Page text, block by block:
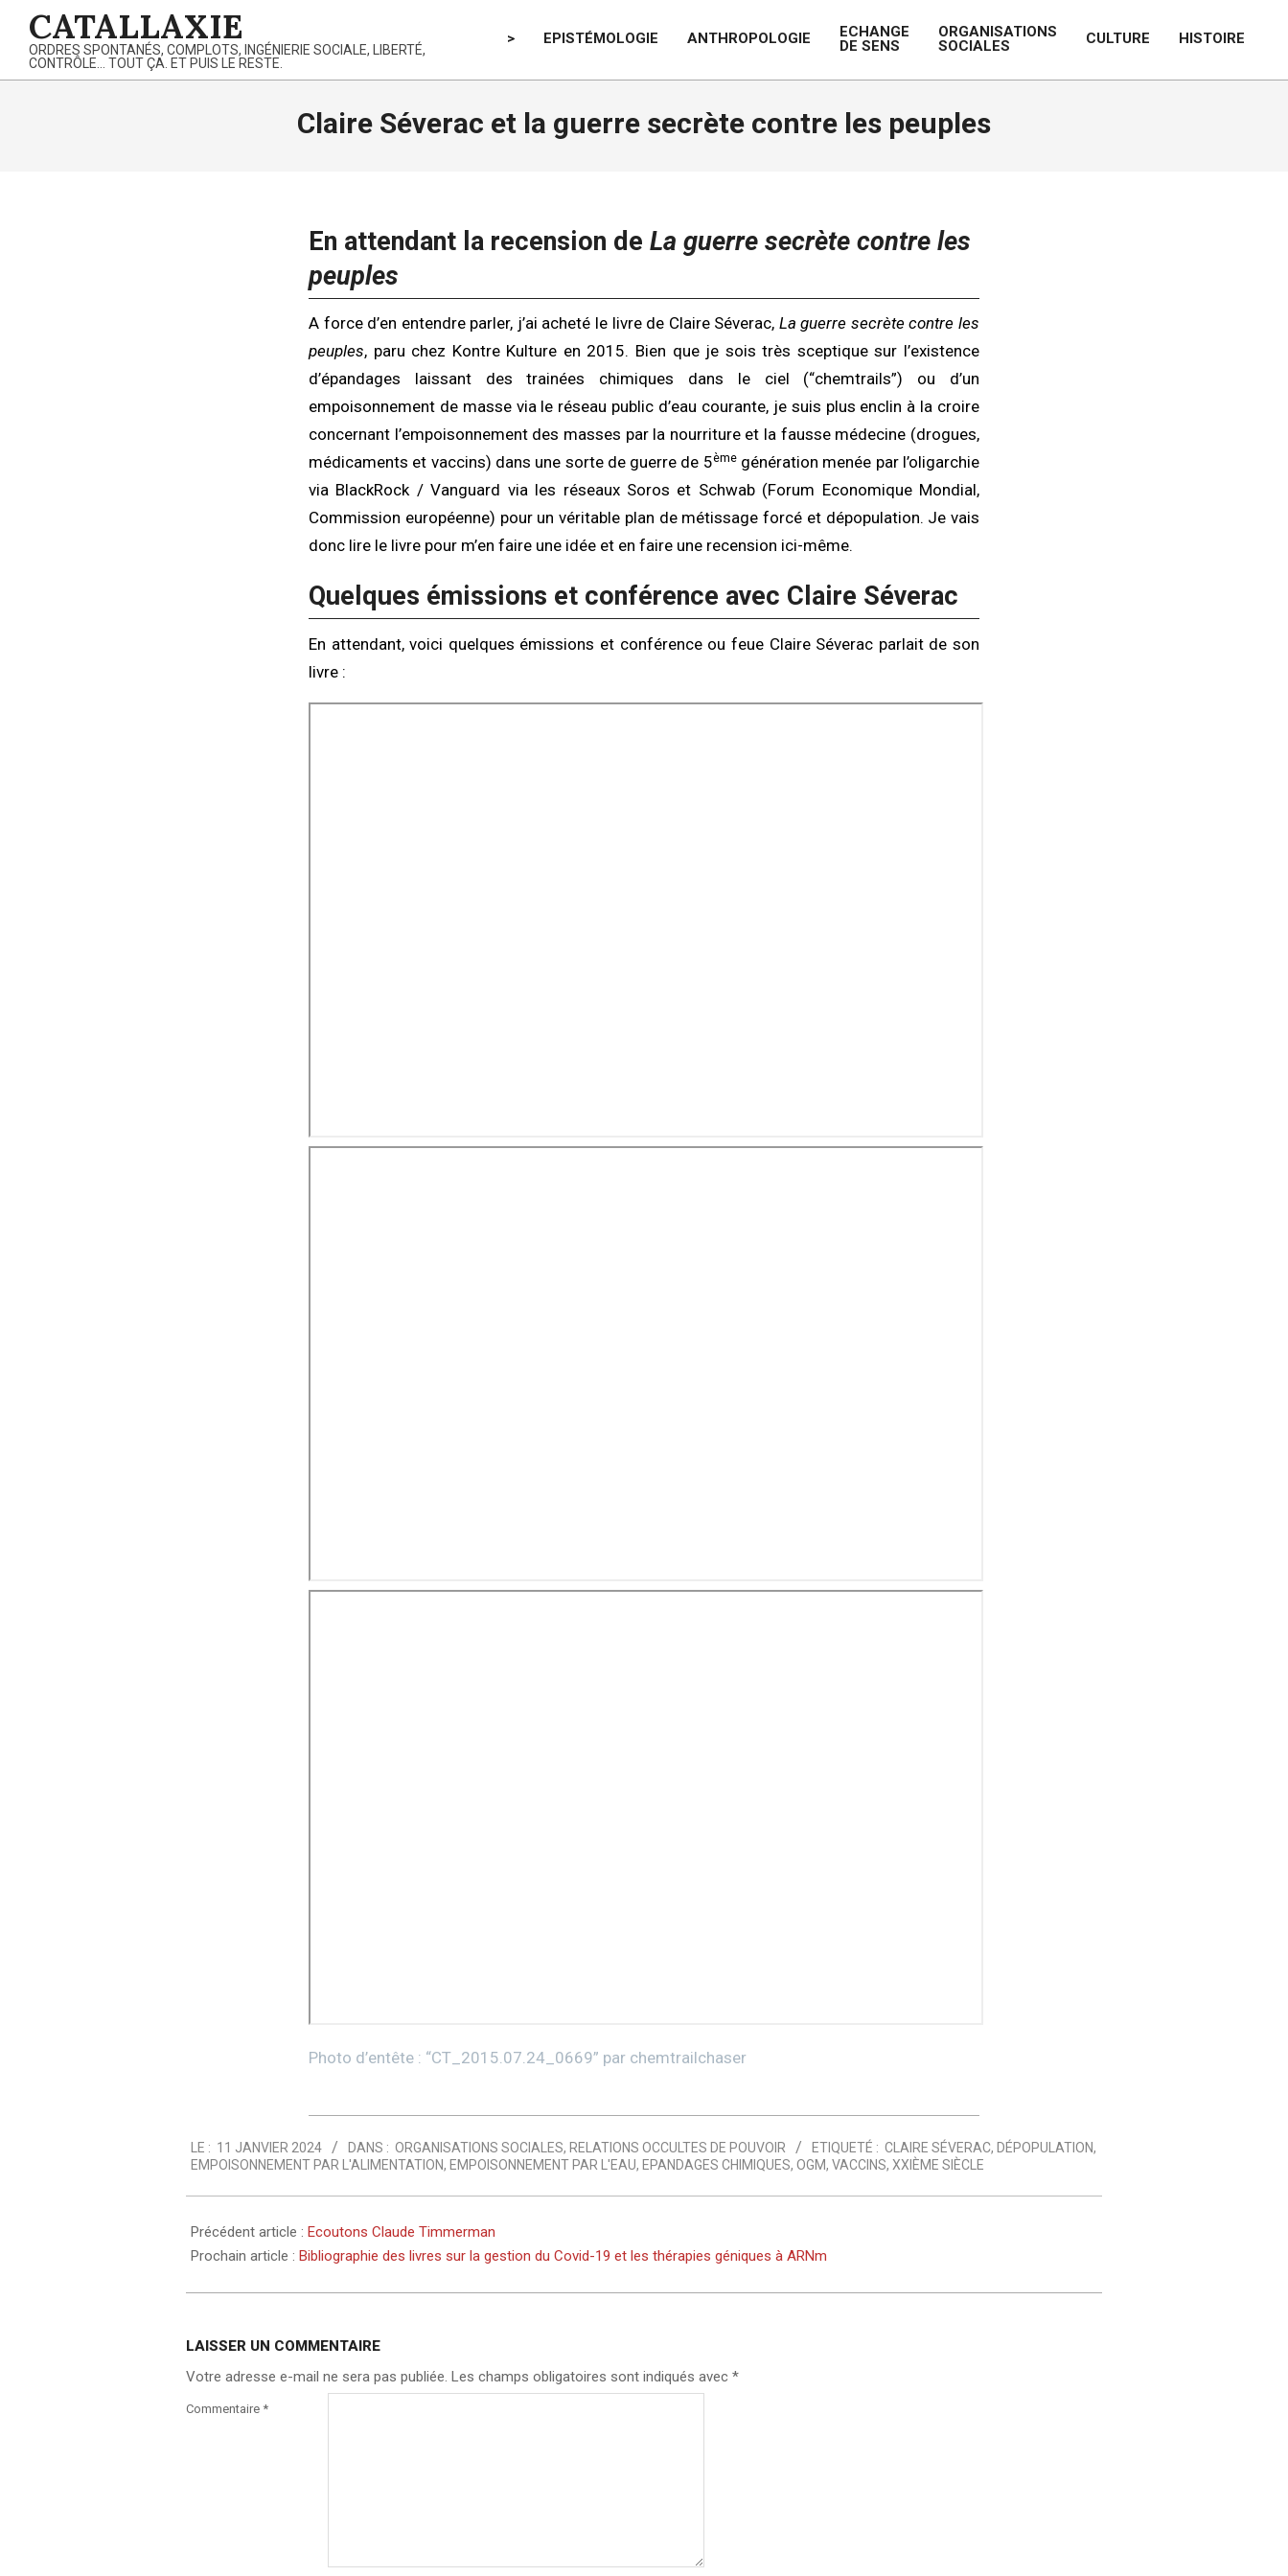
content
CATALLAXIE
ORDRES SPONTANÉS, COMPLOTS, INGÉNIERIE SOCIALE, LIBERTÉ,
CONTRÔLE… TOUT ÇA. ET PUIS LE RESTE.
> EPISTÉMOLOGIE ANTHROPOLOGIE
ECHANGE
DE SENS
ORGANISATIONS
SOCIALES
CULTURE HISTOIRE
Claire Séverac et la guerre secrète contre les peuples
En attendant la recension de La guerre secrète contre les
peuples
A force d’en entendre parler, j’ai acheté le livre de Claire Séverac, La guerre secrète contre les
peuples, paru chez Kontre Kulture en 2015. Bien que je sois très sceptique sur l’existence
d’épandages laissant des trainées chimiques dans le ciel (“chemtrails”) ou d’un
empoisonnement de masse via le réseau public d’eau courante, je suis plus enclin à la croire
concernant l’empoisonnement des masses par la nourriture et la fausse médecine (drogues,
médicaments et vaccins) dans une sorte de guerre de 5èmegénération menée par l’oligarchie
via BlackRock / Vanguard via les réseaux Soros et Schwab (Forum Economique Mondial,
Commission européenne) pour un véritable plan de métissage forcé et dépopulation. Je vais
donc lire le livre pour m’en faire une idée et en faire une recension ici-même.
Quelques émissions et conférence avec Claire Séverac
En attendant, voici quelques émissions et conférence ou feue Claire Séverac parlait de son
livre :
Photo d’entête : “CT_2015.07.24_0669” par chemtrailchaser
01-
11
LE : 11 JANVIER 2024 DANS : ORGANISATIONS SOCIALES, RELATIONS OCCULTES DE POUVOIR ETIQUETÉ : CLAIRE SÉVERAC, DÉPOPULATION,
EMPOISONNEMENT PAR L'ALIMENTATION, EMPOISONNEMENT PAR L'EAU, EPANDAGES CHIMIQUES,OGM,VACCINS,XXIÈME SIÈCLE
Précédent article :Ecoutons Claude Timmerman
Prochain article :Bibliographie des livres sur la gestion du Covid-19 et les thérapies géniques à ARNm
LAISSER UN COMMENTAIRE
Votre adresse e-mail ne sera pas publiée. Les champs obligatoires sont indiqués avec*
Commentaire *